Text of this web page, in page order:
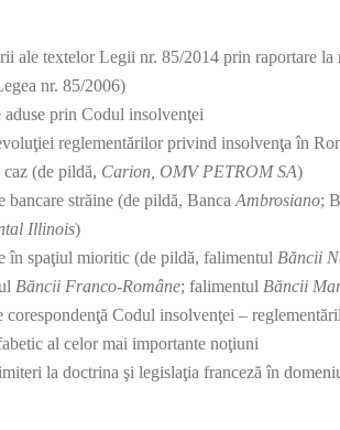
ale textelor Legii nr. 85/2014 prin raportare la
nr. 85/2006)
aduse prin Codul insolvenţei
reglementărilor privind insolvenţa în
(de pildă, Carion, OMV PETROM SA)
bancare străine (de pildă, Banca Ambrosiano;
Illinois)
în spaţiul mioritic (de pildă, falimentul Băncii
Băncii Franco-Române; falimentul Băncii
corespondenţă Codul insolvenţei –
al celor mai importante noţiuni
la doctrina şi legislaţia franceză în